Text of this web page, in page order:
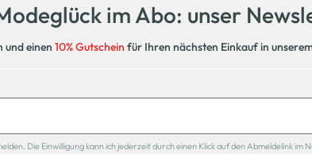
im Abo: unser
und einen 10% Gutschein für Ihren nächsten Einkauf in
Die Einwilligung kann ich jederzeit durch einen Klick auf den Abmeldelink im